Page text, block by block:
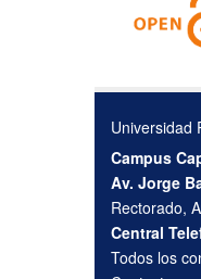
Universidad
Campus
Av. Jorge
Rectorado,
Central
Todos los